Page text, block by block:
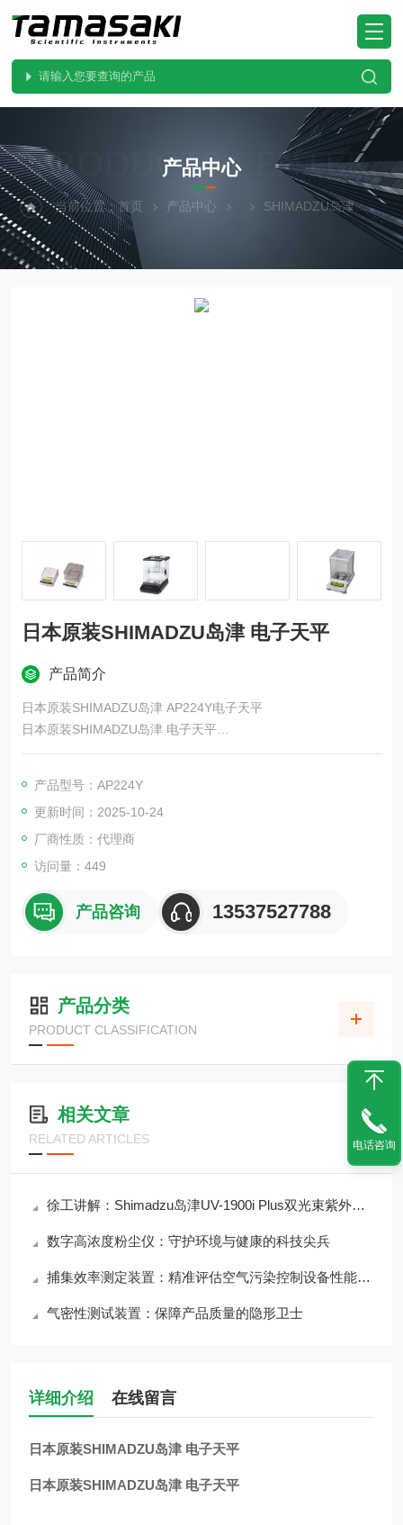
PRODUCTS CENTER
产品中心
当前位置：首页 产品中心 SHIMADZU岛津
日本原装SHIMADZU岛津 电子天平
产品简介
日本原装SHIMADZU岛津 AP224Y电子天平
日本原装SHIMADZU岛津 电子天平
新一代分析天平AP W-AD系列，实现了无接触式称量作业，为客
功能的自动感应门和非接触传感器，可实现无接触式称量作业，
帮助降低病毒传染或有害物质处理，特别适用于有毒有害物质的
称量。此外，AP W-AD系列标配了静电消除器STABLO-AP
产品型号：AP224Y
更新时间：2025-10-24
厂商性质：代理商
访问量：449
产品咨询 13537527788
产品分类
PRODUCT CLASSIFICATION
相关文章
RELATED ARTICLES
徐工讲解：Shimadzu岛津UV-1900i Plus双光束紫外可见分光光度计
数字高浓度粉尘仪：守护环境与健康的科技尖兵
捕集效率测定装置：精准评估空气污染控制设备性能的关键工具
气密性测试装置：保障产品质量的隐形卫士
详细介绍 在线留言
日本原装SHIMADZU岛津 电子天平
日本原装SHIMADZU岛津 电子天平
电话咨询